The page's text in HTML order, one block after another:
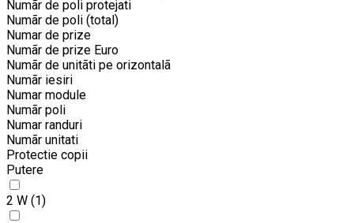
Numãr de poli protejati
Numãr de poli (total)
Numar de prize
Numãr de prize Euro
Numãr de unitãti pe orizontalã
Numãr iesiri
Numar module
Numãr poli
Numar randuri
Numãr unitati
Protectie copii
Putere
2 W (1)